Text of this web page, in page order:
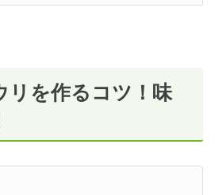
リを作るコツ！味